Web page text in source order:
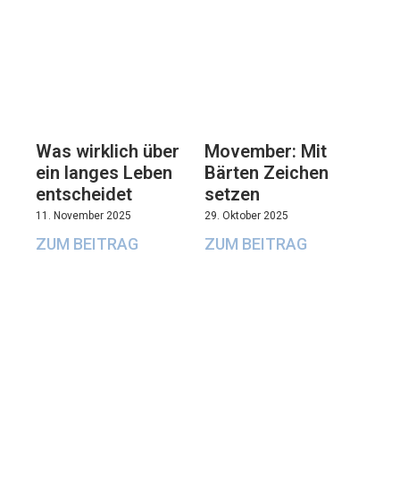
Was wirklich über
ein langes Leben
entscheidet
11. November 2025
ZUM BEITRAG
Movember: Mit
Bärten Zeichen
setzen
29. Oktober 2025
ZUM BEITRAG